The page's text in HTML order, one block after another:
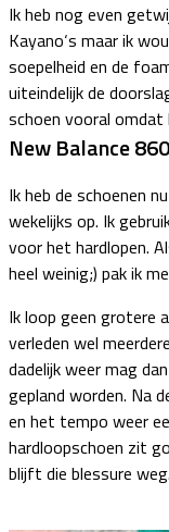
Ik heb nog even
Kayano‘s maar ik
soepelheid en de
uiteindelijk de
schoen vooral
New Balance
Ik heb de schoenen
wekelijks op. Ik
voor het hardlopen.
heel weinig;) pak ik
Ik loop geen grotere
verleden wel
dadelijk weer mag
gepland worden. Na
en het tempo weer
hardloopschoen zit
blijft die blessure